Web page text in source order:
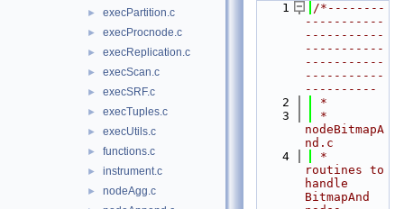
► execPartition.c
► execProcnode.c
► execReplication.c
► execScan.c
► execSRF.c
► execTuples.c
► execUtils.c
► functions.c
► instrument.c
► nodeAgg.c
    1
/*--------
-----------
-----------
-----------
-----------
-----------
----------
    2
*
    3
*
nodeBitmapA
nd.c
    4
*
routines to
handle
BitmapAnd